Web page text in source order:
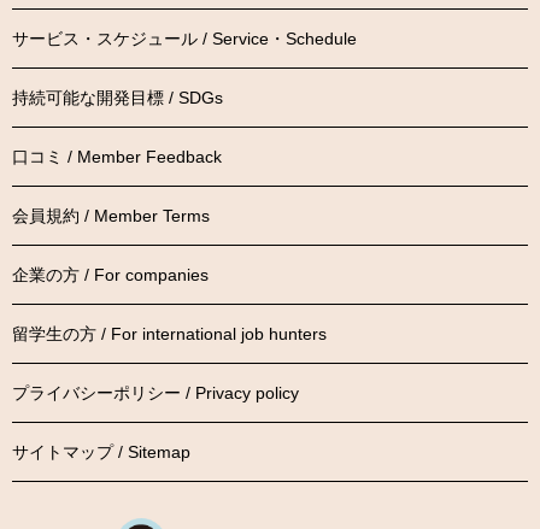
サービス・スケジュール / Service・Schedule
持続可能な開発目標 / SDGs
口コミ / Member Feedback
会員規約 / Member Terms
企業の方 / For companies
留学生の方 / For international job hunters
プライバシーポリシー / Privacy policy
サイトマップ / Sitemap